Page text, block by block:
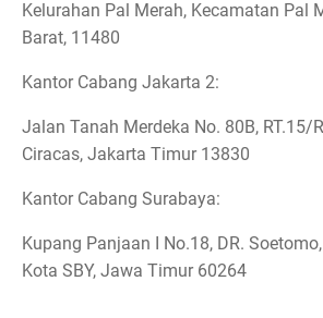
Kelurahan Pal Merah, Kecamatan Pal
Barat, 11480
Kantor Cabang Jakarta 2:
Jalan Tanah Merdeka No. 80B, RT.15/
Ciracas, Jakarta Timur 13830
Kantor Cabang Surabaya:
Kupang Panjaan I No.18, DR.
Kota SBY, Jawa Timur 60264